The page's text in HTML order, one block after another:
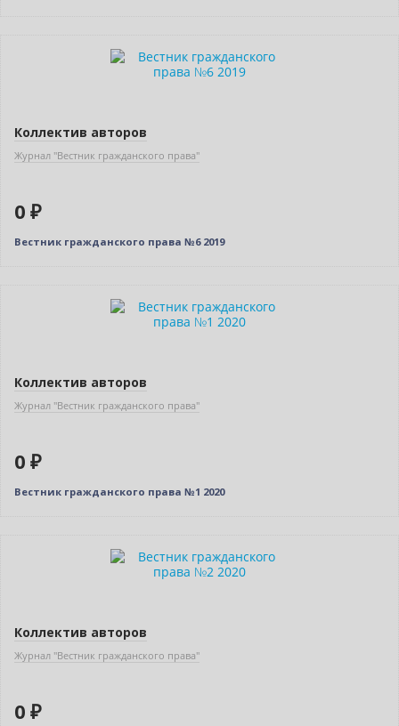
Коллектив авторов
Журнал "Вестник гражданского права"
0 ₽
Вестник гражданского права №6 2019
Коллектив авторов
Журнал "Вестник гражданского права"
0 ₽
Вестник гражданского права №1 2020
Коллектив авторов
Журнал "Вестник гражданского права"
0 ₽